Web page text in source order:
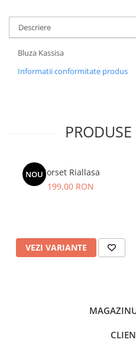
Descriere
Bluza Kassisa
Informatii conformitate produs
NOUCorset Riallasa
199,00 RON
VEZI VARIANTE